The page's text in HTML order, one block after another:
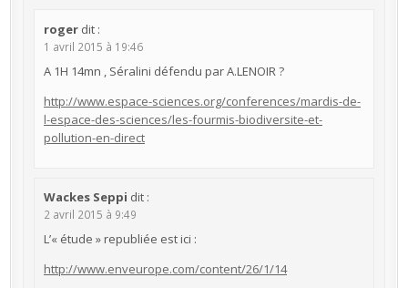
roger dit :
1 avril 2015 à 19:46
A 1H 14mn , Séralini défendu par A.LENOIR ?
http://www.espace-sciences.org/conferences/mardis-de-
l-espace-des-sciences/les-fourmis-biodiversite-et-
pollution-en-direct
Wackes Seppi dit :
2 avril 2015 à 9:49
L’« étude » republiée est ici :
http://www.enveurope.com/content/26/1/14